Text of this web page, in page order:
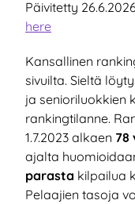
Päivitetty
here
Kansallinen
sivuilta. Sieltä
ja senioriluokkien
rankingtilanne.
1.7.2023 alkaen 78
ajalta
parasta kilpailua
Pelaajien tasoja